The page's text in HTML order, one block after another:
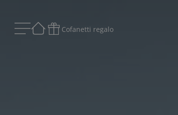
Cofanetti regalo